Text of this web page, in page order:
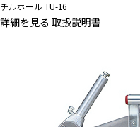
チルホール TU-16
詳細を見る 取扱説明書